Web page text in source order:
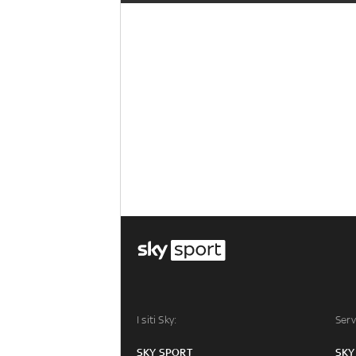
I siti Sky:
SKY SPORT